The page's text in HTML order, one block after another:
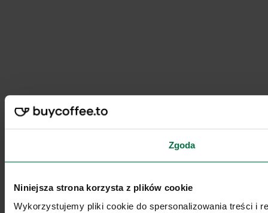
Zgoda
Niniejsza strona korzysta z plików cookie
Wykorzystujemy pliki cookie do spersonalizowania treści i